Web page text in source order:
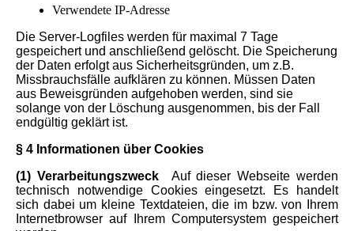
Verwendete IP-Adresse
Die Server-Logfiles werden für maximal 7 Tage
gespeichert und anschließend gelöscht. Die Speicherung
der Daten erfolgt aus Sicherheitsgründen, um z.B.
Missbrauchsfälle aufklären zu können. Müssen Daten
aus Beweisgründen aufgehoben werden, sind sie
solange von der Löschung ausgenommen, bis der Fall
endgültig geklärt ist.
§ 4 Informationen über Cookies
(1) Verarbeitungszweck
Auf dieser Webseite werden
technisch notwendige Cookies eingesetzt. Es handelt
sich dabei um kleine Textdateien, die im bzw. von Ihrem
Internetbrowser auf Ihrem Computersystem gespeichert